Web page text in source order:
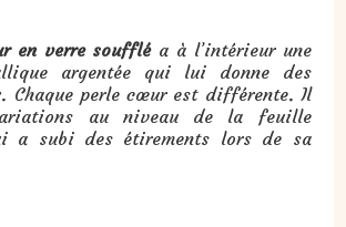
en verre souffléa à l’intérieur une
argentée qui lui donne des
. Chaque perle cœur est différente. Il
au niveau de la feuille
a subi des étirements lors de sa